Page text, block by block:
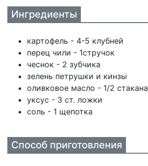
Ингредиенты
картофель - 4-5 клубней
перец чили - 1стручок
чеснок - 2 зубчика
зелень петрушки и кинзы
оливковое масло - 1/2 стакана
уксус - 3 ст. ложки
соль - 1 щепотка
Способ приготовления